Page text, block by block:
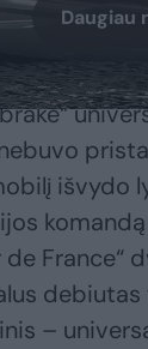
Daugiau
išvydo
komandą
de France“
–